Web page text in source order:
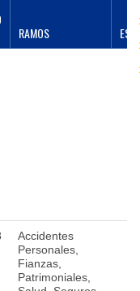
RAMOS
Accidentes
Personales,
Fianzas,
Patrimoniales,